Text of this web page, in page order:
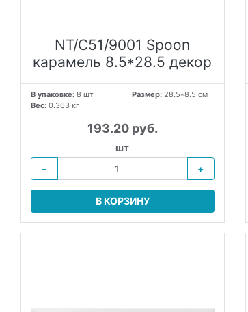
NT/C51/9001 Spoon
карамель 8.5*28.5 декор
В упаковке: 8 шт Размер: 28.5*8.5 см
Вес: 0.363 кг
193.20 руб.
шт
−
+
В КОРЗИНУ